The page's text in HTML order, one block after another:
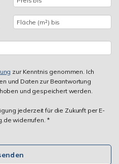
zur Kenntnis genommen. Ich
und Daten zur Beantwortung
und gespeichert werden.
jederzeit für die Zukunft per E-
widerrufen. *